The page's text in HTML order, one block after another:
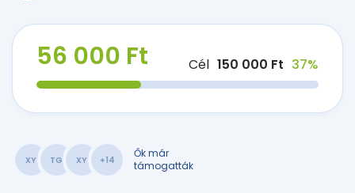
56 000 Ft Cél 150 000 Ft 37%
XY TG XY +14
Ők már
támogatták